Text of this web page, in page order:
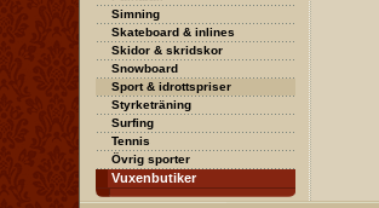
Simning
Skateboard & inlines
Skidor & skridskor
Snowboard
Sport & idrottspriser
Styrketräning
Surfing
Tennis
Övrig sporter
Vuxenbutiker